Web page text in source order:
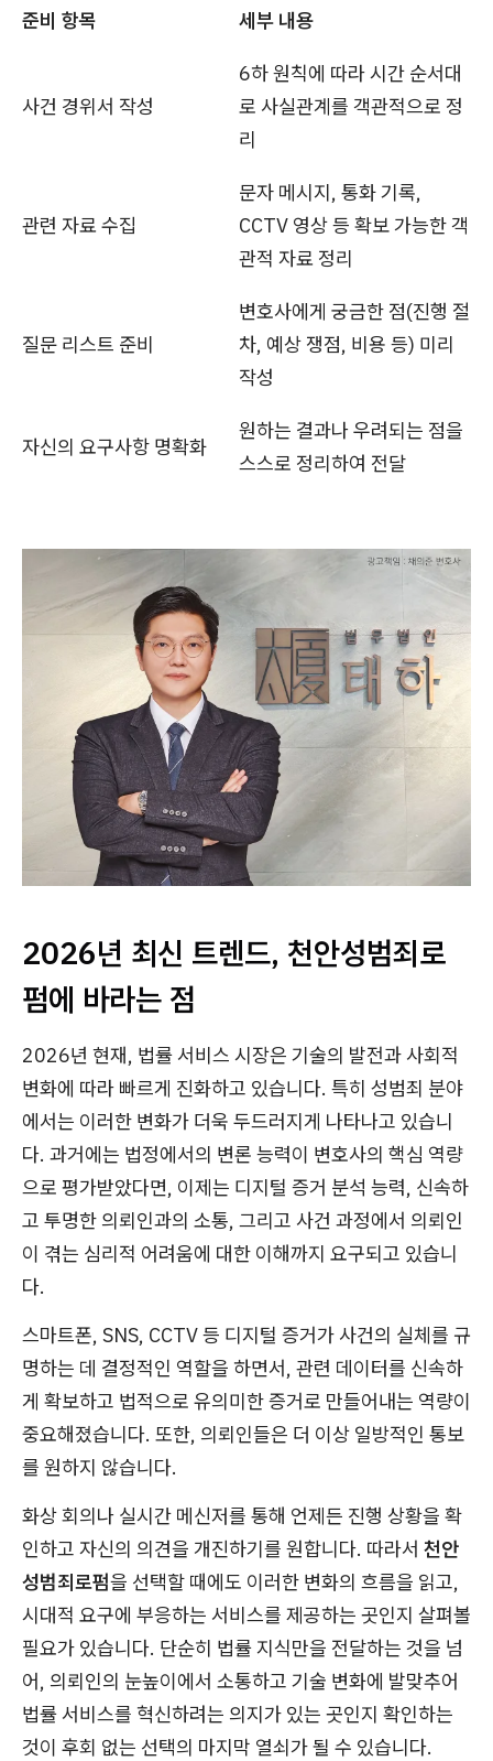
준비 항목 세부 내용
사건 경위서 작성
6하 원칙에 따라 시간 순서대
로 사실관계를 객관적으로 정
리
관련 자료 수집
문자 메시지, 통화 기록,
CCTV 영상 등 확보 가능한 객
관적 자료 정리
질문 리스트 준비
변호사에게 궁금한 점(진행 절
차, 예상 쟁점, 비용 등) 미리
작성
자신의 요구사항 명확화
원하는 결과나 우려되는 점을
스스로 정리하여 전달
2026년 최신 트렌드, 천안성범죄로
펌에 바라는 점
2026년 현재, 법률 서비스 시장은 기술의 발전과 사회적
변화에 따라 빠르게 진화하고 있습니다. 특히 성범죄 분야
에서는 이러한 변화가 더욱 두드러지게 나타나고 있습니
다. 과거에는 법정에서의 변론 능력이 변호사의 핵심 역량
으로 평가받았다면, 이제는 디지털 증거 분석 능력, 신속하
고 투명한 의뢰인과의 소통, 그리고 사건 과정에서 의뢰인
이 겪는 심리적 어려움에 대한 이해까지 요구되고 있습니
다.
스마트폰, SNS, CCTV 등 디지털 증거가 사건의 실체를 규
명하는 데 결정적인 역할을 하면서, 관련 데이터를 신속하
게 확보하고 법적으로 유의미한 증거로 만들어내는 역량이
중요해졌습니다. 또한, 의뢰인들은 더 이상 일방적인 통보
를 원하지 않습니다.
화상 회의나 실시간 메신저를 통해 언제든 진행 상황을 확
인하고 자신의 의견을 개진하기를 원합니다. 따라서 천안
성범죄로펌을 선택할 때에도 이러한 변화의 흐름을 읽고,
시대적 요구에 부응하는 서비스를 제공하는 곳인지 살펴볼
필요가 있습니다. 단순히 법률 지식만을 전달하는 것을 넘
어, 의뢰인의 눈높이에서 소통하고 기술 변화에 발맞추어
법률 서비스를 혁신하려는 의지가 있는 곳인지 확인하는
것이 후회 없는 선택의 마지막 열쇠가 될 수 있습니다.